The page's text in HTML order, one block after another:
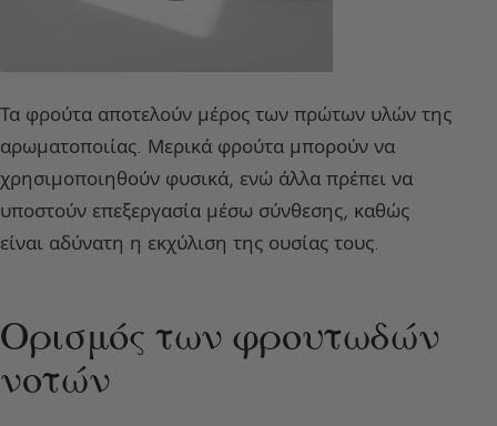
Τα φρούτα αποτελούν μέρος των πρώτων υλών της
αρωματοποιίας. Μερικά φρούτα μπορούν να
χρησιμοποιηθούν φυσικά, ενώ άλλα πρέπει να
υποστούν επεξεργασία μέσω σύνθεσης, καθώς
είναι αδύνατη η εκχύλιση της ουσίας τους.
Ορισμός των φρουτωδών
νοτών